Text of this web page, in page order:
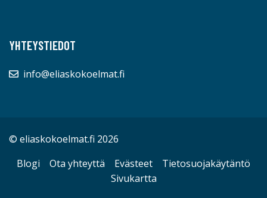
YHTEYSTIEDOT
info@eliaskokoelmat.fi
© eliaskokoelmat.fi 2026
Blogi
Ota yhteyttä Evästeet
Tietosuojakäytäntö
Sivukartta